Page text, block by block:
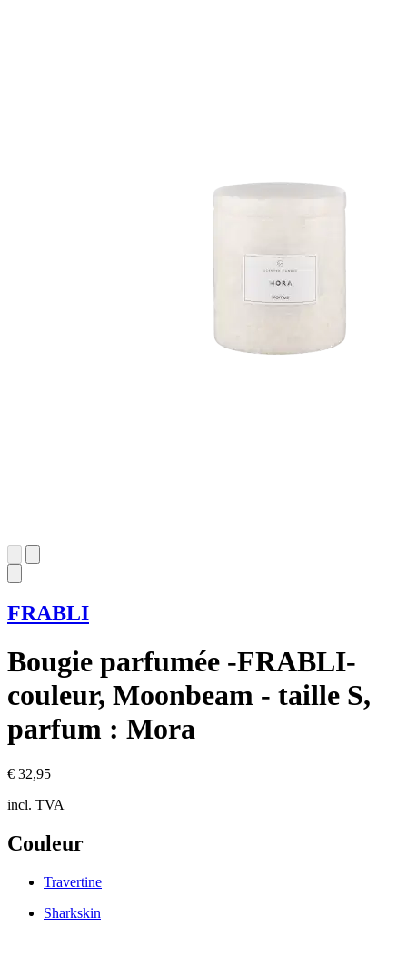
FRABLI
Bougie parfumée -FRABLI-
couleur, Moonbeam - taille S,
parfum : Mora
€ 32,95
incl. TVA
Couleur
Travertine
Sharkskin